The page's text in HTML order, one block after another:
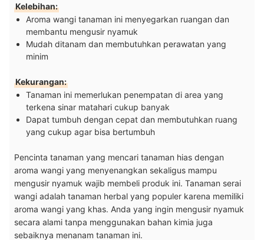
Kelebihan:
Aroma wangi tanaman ini menyegarkan ruangan dan
membantu mengusir nyamuk
Mudah ditanam dan membutuhkan perawatan yang
minim
Kekurangan:
Tanaman ini memerlukan penempatan di area yang
terkena sinar matahari cukup banyak
Dapat tumbuh dengan cepat dan membutuhkan ruang
yang cukup agar bisa bertumbuh
Pencinta tanaman yang mencari tanaman hias dengan
aroma wangi yang menyenangkan sekaligus mampu
mengusir nyamuk wajib membeli produk ini. Tanaman serai
wangi adalah tanaman herbal yang populer karena memiliki
aroma wangi yang khas. Anda yang ingin mengusir nyamuk
secara alami tanpa menggunakan bahan kimia juga
sebaiknya menanam tanaman ini.